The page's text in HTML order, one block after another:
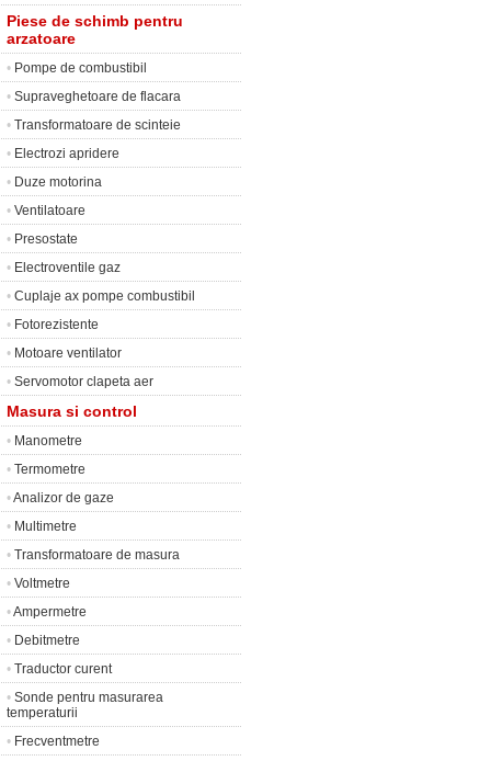
Piese de schimb pentru
arzatoare
• Pompe de combustibil
• Supraveghetoare de flacara
• Transformatoare de scinteie
• Electrozi apridere
• Duze motorina
• Ventilatoare
• Presostate
• Electroventile gaz
• Cuplaje ax pompe combustibil
• Fotorezistente
• Motoare ventilator
• Servomotor clapeta aer
Masura si control
• Manometre
• Termometre
•Analizor de gaze
• Multimetre
• Transformatoare de masura
• Voltmetre
•Ampermetre
• Debitmetre
• Traductor curent
• Sonde pentru masurarea
temperaturii
• Frecventmetre